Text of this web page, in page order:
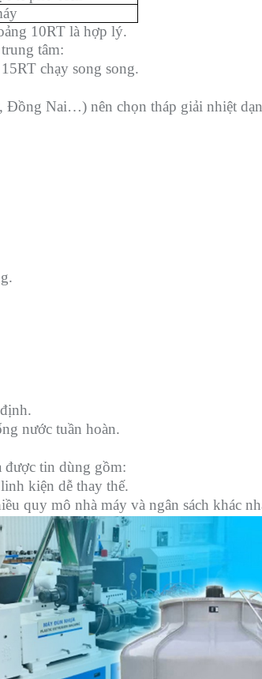
10RT là hợp lý.
tâm:
chạy song song.
Nai…) nên chọn tháp giải nhiệt
nước tuần hoàn.
được tin dùng gồm:
kiện dễ thay thế.
quy mô nhà máy và ngân sách khác